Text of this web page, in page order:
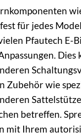
für jedes
Pfautech E-
Dies
Zubehör wie
betreffen.
mit Ihrem